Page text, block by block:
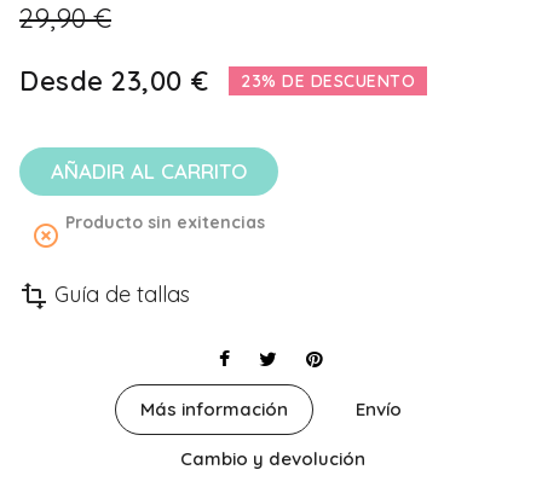
29,90 €
Desde 23,00 € 23% DE DESCUENTO
AÑADIR AL CARRITO
highlight_off Producto sin exitencias
transform Guía de tallas
Más información Envío
Cambio y devolución